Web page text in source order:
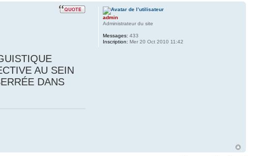
AU SEIN
DANS
admin
Administrateur du site
Messages: 433
Inscription: Mer 20 Oct 2010 11:42